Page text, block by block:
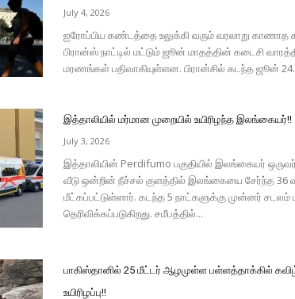
July 4, 2026
ஐரோப்பிய கண்டத்தை உலுக்கி வரும் வரலாறு
பிரான்ஸ் நாட்டில் மட்டும் ஜூன் மாதத்தின் கடைசி
மரணங்கள் பதிவாகியுள்ளன. பிரான்சில் கடந்த ஜூன்
இத்தாலியில் மர்மான முறையில் உயிரிழந்த இலங்கையர்!!
July 3, 2026
இத்தாலியின் Perdifumo பகுதியில் இலங்கையர்
வீடு ஒன்றின் நீச்சல் குளத்தில் இலங்கையை சேர்ந்த 36
மீட்கப்பட்டுள்ளார். கடந்த 5 நாட்களுக்கு முன்னர்
தெரிவிக்கப்படுகிறது. சமீபத்தில்...
பாகிஸ்தானில் 25 மீட்டர் ஆழமுள்ள பள்ளத்தாக்கில்
உயிரிழப்பு!!